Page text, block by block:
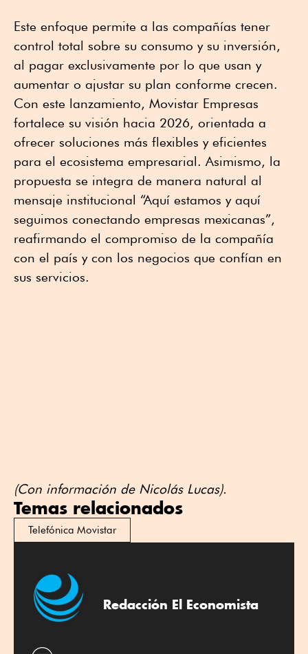
Este enfoque permite a las compañías tener
control total sobre su consumo y su inversión,
al pagar exclusivamente por lo que usan y
aumentar o ajustar su plan conforme crecen.
Con este lanzamiento, Movistar Empresas
fortalece su visión hacia 2026, orientada a
ofrecer soluciones más flexibles y eficientes
para el ecosistema empresarial. Asimismo, la
propuesta se integra de manera natural al
mensaje institucional “Aquí estamos y aquí
seguimos conectando empresas mexicanas”,
reafirmando el compromiso de la compañía
con el país y con los negocios que confían en
sus servicios.
(Con información de Nicolás Lucas).
Temas relacionados
Telefónica Movistar
Redacción El Economista